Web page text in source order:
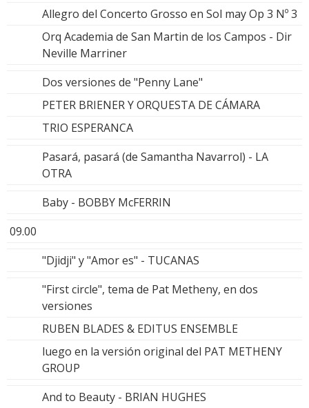
Allegro del Concerto Grosso en Sol may Op 3 Nº 3
Orq Academia de San Martin de los Campos - Dir
Neville Marriner
Dos versiones de "Penny Lane"
PETER BRIENER Y ORQUESTA DE CÁMARA
TRIO ESPERANCA
Pasará, pasará (de Samantha Navarrol) - LA
OTRA
Baby - BOBBY McFERRIN
09.00
"Djidji" y "Amor es" - TUCANAS
"First circle", tema de Pat Metheny, en dos
versiones
RUBEN BLADES & EDITUS ENSEMBLE
luego en la versión original del PAT METHENY
GROUP
And to Beauty - BRIAN HUGHES